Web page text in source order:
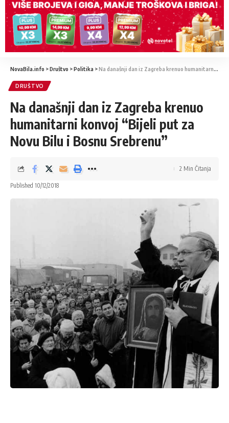
NovaBila.info >Društvo >Politika >Na današnji dan iz Zagreba krenuo humanitarni konvoj “Bijeli put za Novu Bilu i Bosnu Srebrenu”
DRUŠTVO
Na današnji dan iz Zagreba krenuo
humanitarni konvoj “Bijeli put za
Novu Bilu i Bosnu Srebrenu”
Published 10/12/2018
2 Min Čitanja